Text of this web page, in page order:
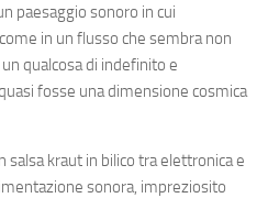
paesaggio sonoro in cui
in un flusso che sembra non
qualcosa di indefinito e
fosse una dimensione cosmica
in salsa kraut in bilico tra elettronica e
sonora, impreziosito